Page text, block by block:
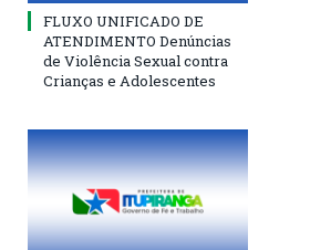
FLUXO UNIFICADO DE
ATENDIMENTO Denúncias
de Violência Sexual contra
Crianças e Adolescentes